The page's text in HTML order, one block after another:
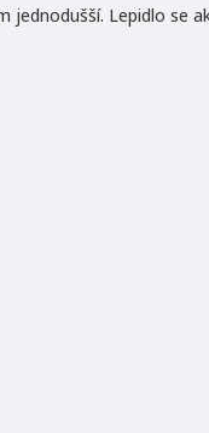
jednodušší. Lepidlo se